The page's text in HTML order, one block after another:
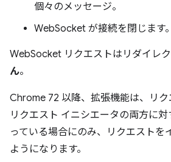
個々のメッセージ。
WebSocket が接続を閉じます。
WebSocket リクエストはリダイレ
ん。
Chrome 72 以降、拡張機能は、リク
リクエスト イニシエータの両方に
っている場合にのみ、リクエストを
ようになります。